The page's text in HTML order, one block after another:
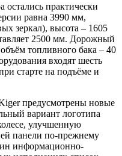
остались практически
равна 3990 мм,
зеркал), высота – 1605
2500 мм. Дорожный
топливного бака – 40
входят шесть
старте на подъёме и
предусмотрены новые
вариант логотипа
улучшенную
панели по-прежнему
информационно-